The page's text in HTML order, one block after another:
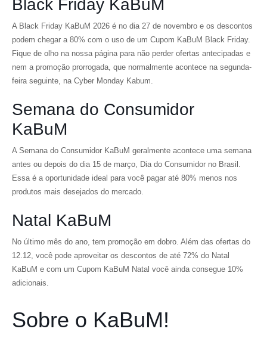
Black Friday KaBuM
A Black Friday KaBuM 2026 é no dia 27 de novembro e os descontos
podem chegar a 80% com o uso de um Cupom KaBuM Black Friday.
Fique de olho na nossa página para não perder ofertas antecipadas e
nem a promoção prorrogada, que normalmente acontece na segunda-
feira seguinte, na Cyber Monday Kabum.
Semana do Consumidor
KaBuM
A Semana do Consumidor KaBuM geralmente acontece uma semana
antes ou depois do dia 15 de março, Dia do Consumidor no Brasil.
Essa é a oportunidade ideal para você pagar até 80% menos nos
produtos mais desejados do mercado.
Natal KaBuM
No último mês do ano, tem promoção em dobro. Além das ofertas do
12.12, você pode aproveitar os descontos de até 72% do Natal
KaBuM e com um Cupom KaBuM Natal você ainda consegue 10%
adicionais.
Sobre o KaBuM!